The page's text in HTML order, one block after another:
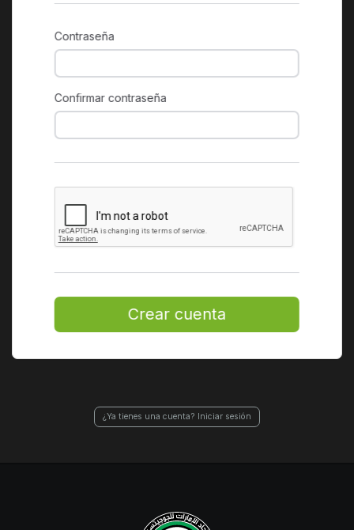
Contraseña
Confirmar contraseña
Crear cuenta
¿Ya tienes una cuenta? Iniciar sesión